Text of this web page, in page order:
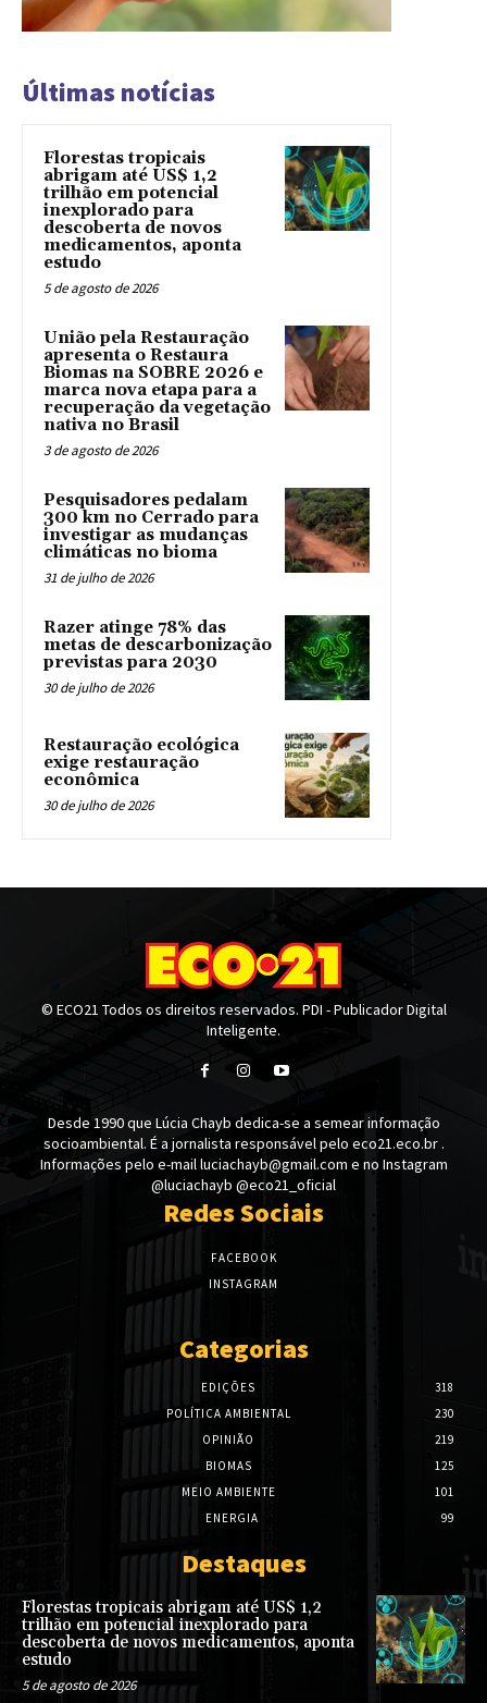
Últimas notícias
Florestas tropicais
abrigam até US$ 1,2
trilhão em potencial
inexplorado para
descoberta de novos
medicamentos, aponta
estudo
5 de agosto de 2026
União pela Restauração
apresenta o Restaura
Biomas na SOBRE 2026 e
marca nova etapa para a
recuperação da vegetação
nativa no Brasil
3 de agosto de 2026
Pesquisadores pedalam
300 km no Cerrado para
investigar as mudanças
climáticas no bioma
31 de julho de 2026
Razer atinge 78% das
metas de descarbonização
previstas para 2030
30 de julho de 2026
Restauração ecológica
exige restauração
econômica
30 de julho de 2026
© ECO21 Todos os direitos reservados. PDI - Publicador Digital
Inteligente.
Desde 1990 que Lúcia Chayb dedica-se a semear informação
socioambiental. É a jornalista responsável pelo eco21.eco.br .
Informações pelo e-mail luciachayb@gmail.com e no Instagram
@luciachayb @eco21_oficial
Redes Sociais
FACEBOOK
INSTAGRAM
Categorias
EDIÇÕES
318
POLÍTICA AMBIENTAL
230
OPINIÃO
219
BIOMAS
125
MEIO AMBIENTE
101
ENERGIA
99
Destaques
Florestas tropicais abrigam até US$ 1,2
trilhão em potencial inexplorado para
descoberta de novos medicamentos, aponta
estudo
5 de agosto de 2026